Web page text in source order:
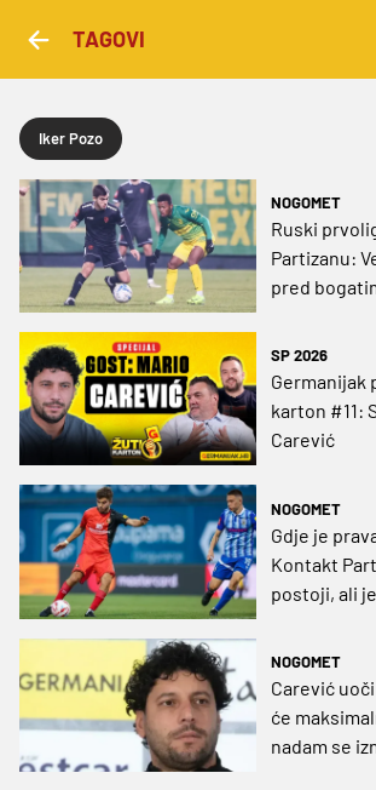
TAGOVI
Iker Pozo
NOGOMET
Ruski
Partizanu:
pred
SP 2026
Germanijak
karton #11:
Carević
NOGOMET
Gdje je
Kontakt
postoji, ali
NOGOMET
Carević uoči
će
nadam se